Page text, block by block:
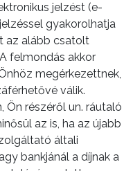
jelzést (e-
gyakorolhatja
az alább csatolt
felmondás akkor
megérkezettnek,
válik.
Ön részéről un. ráutaló
az is, ha az újabb
általi
bankjánál a díjnak a